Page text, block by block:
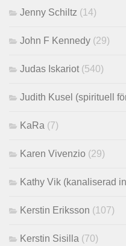
Jenny Schiltz (14)
John F Kennedy (29)
Judas Iskariot (540)
Judith Kusel (spirituell
KaRa (7)
Karen Vivenzio (29)
Kathy Vik (kanaliserad
Kerstin Eriksson (107)
Kerstin Sisilla (70)